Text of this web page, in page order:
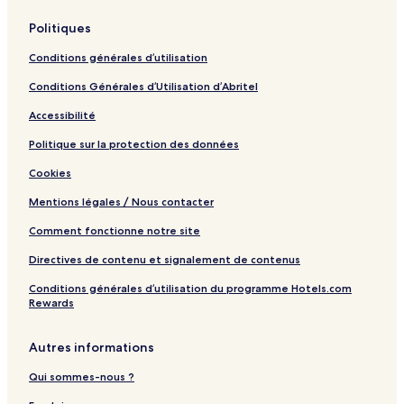
Politiques
Conditions générales d’utilisation
Conditions Générales d’Utilisation d’Abritel
Accessibilité
Politique sur la protection des données
Cookies
Mentions légales / Nous contacter
Comment fonctionne notre site
Directives de contenu et signalement de contenus
Conditions générales d’utilisation du programme Hotels.com
Rewards
Autres informations
Qui sommes-nous ?